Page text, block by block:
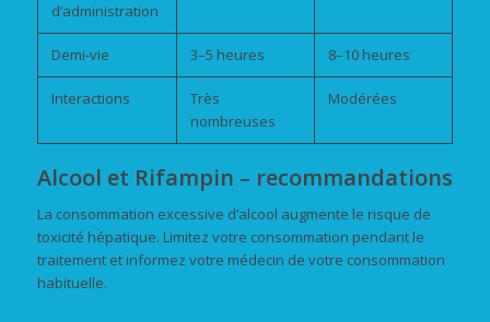
d’administration
Demi-vie 3–5 heures 8–10 heures
Interactions
Très
nombreuses
Modérées
Alcool et Rifampin – recommandations
La consommation excessive d’alcool augmente le risque de
toxicité hépatique. Limitez votre consommation pendant le
traitement et informez votre médecin de votre consommation
habituelle.